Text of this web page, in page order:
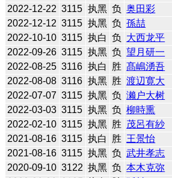
2022-12-22 3115 执黑 负 奥田彩
2022-12-12 3115 执黑 负 孫喆
2022-10-10 3115 执白 负 大西龙平
2022-09-26 3115 执黑 负 望月研一
2022-08-25 3116 执白 胜 髙嶋湧吾
2022-08-08 3116 执黑 胜 渡辺寛大
2022-07-07 3115 执黑 负 濑户大树
2022-03-03 3115 执黑 负 柳時熏
2022-02-10 3115 执黑 胜 茂呂有紗
2021-08-16 3115 执白 胜 王景怡
2021-08-16 3115 执黑 负 武井孝志
2020-09-10 3122 执黑 负 本木克弥